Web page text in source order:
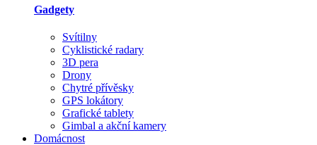
Gadgety
Svítilny
Cyklistické radary
3D pera
Drony
Chytré přívěsky
GPS lokátory
Grafické tablety
Gimbal a akční kamery
Domácnost